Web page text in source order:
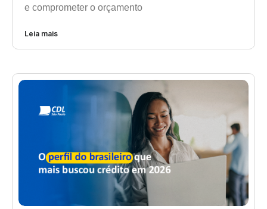
e comprometer o orçamento
Leia mais